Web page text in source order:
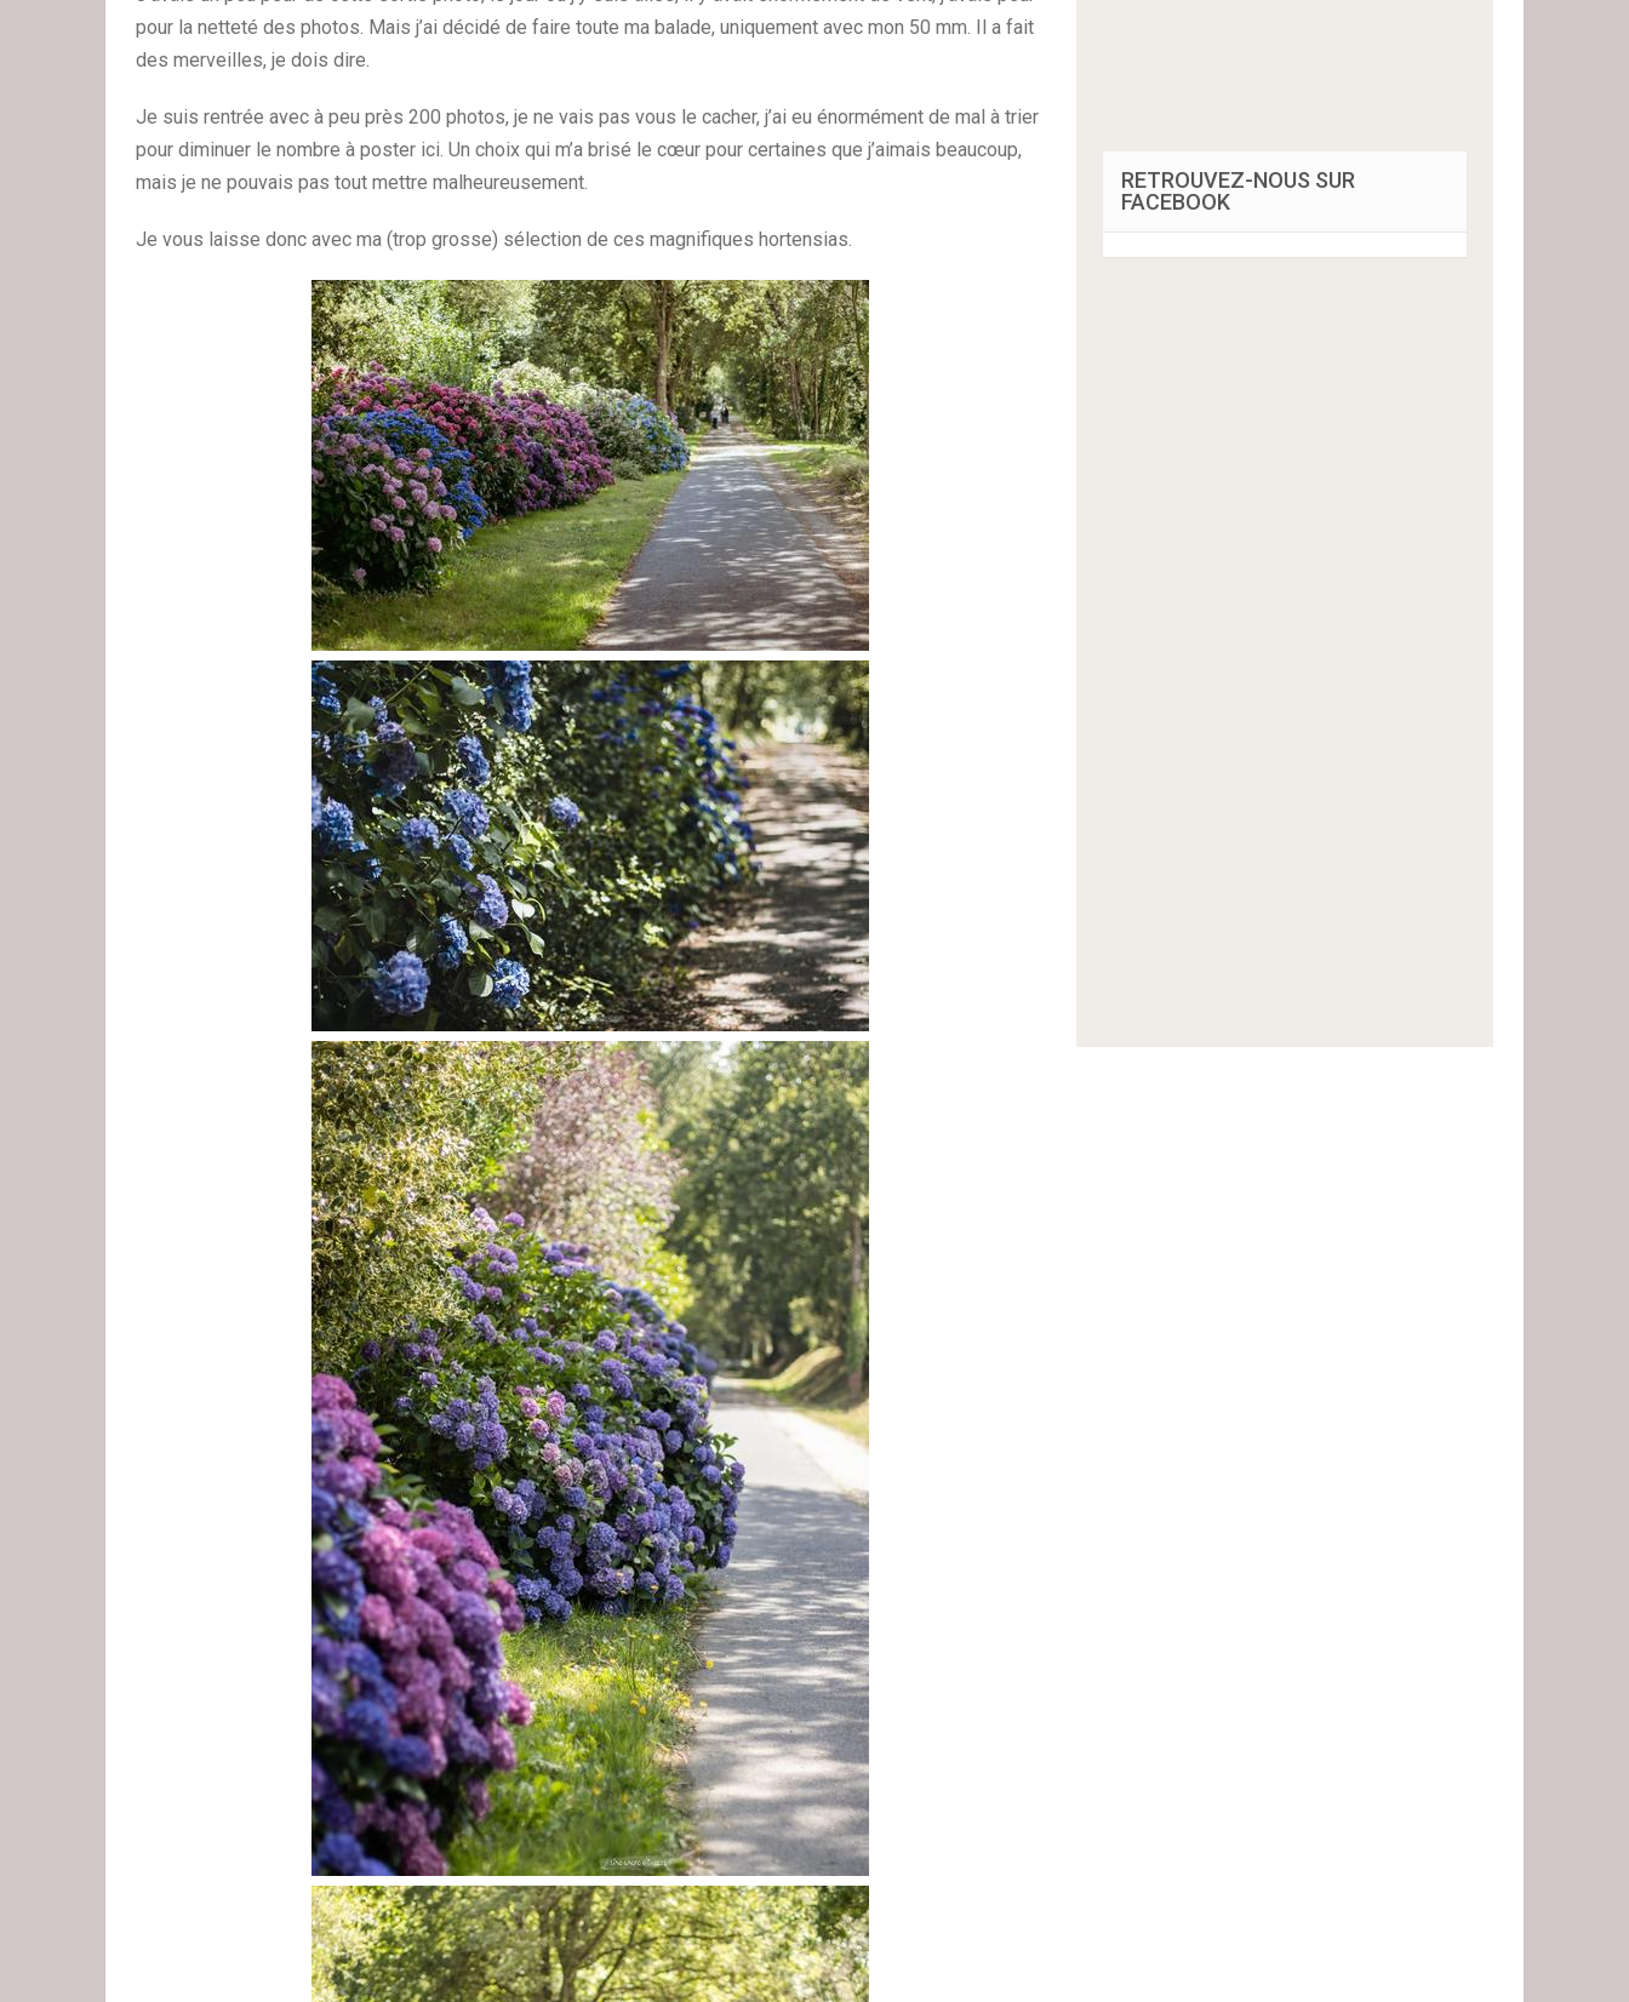
pour la netteté des photos. Mais j’ai décidé de faire toute ma balade, uniquement avec mon 50 mm. Il a fait
des merveilles, je dois dire.
Je suis rentrée avec à peu près 200 photos, je ne vais pas vous le cacher, j’ai eu énormément de mal à trier
pour diminuer le nombre à poster ici. Un choix qui m’a brisé le cœur pour certaines que j’aimais beaucoup,
mais je ne pouvais pas tout mettre malheureusement.
Je vous laisse donc avec ma (trop grosse) sélection de ces magnifiques hortensias.
RETROUVEZ-NOUS SUR
FACEBOOK